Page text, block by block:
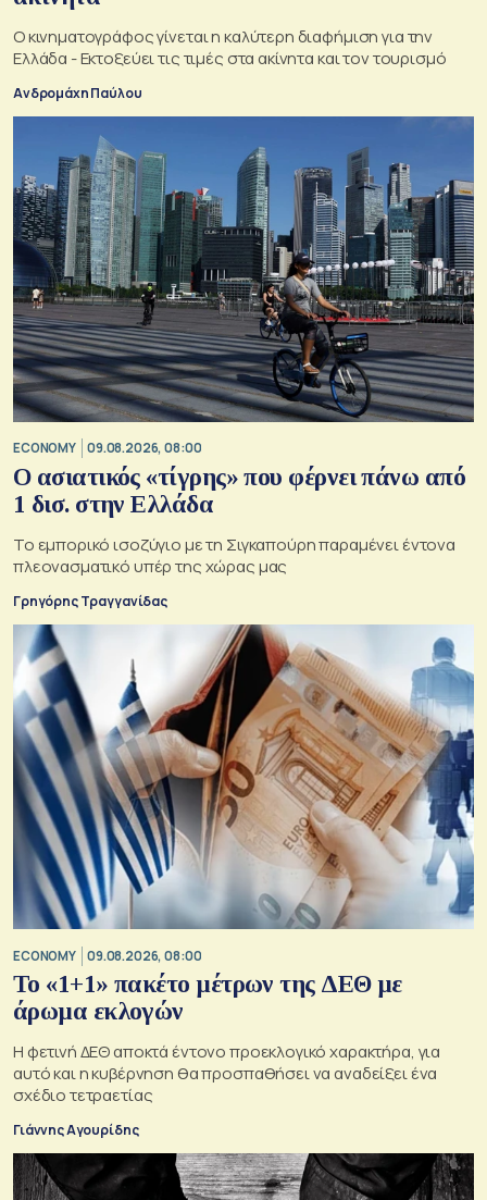
Ο κινηματογράφος γίνεται η καλύτερη διαφήμιση για την
Ελλάδα - Εκτοξεύει τις τιμές στα ακίνητα και τον τουρισμό
Ανδρομάχη Παύλου
ECONOMY 09.08.2026, 08:00
Ο ασιατικός «τίγρης» που φέρνει πάνω από
1 δισ. στην Ελλάδα
Το εμπορικό ισοζύγιο με τη Σιγκαπούρη παραμένει έντονα
πλεονασματικό υπέρ της χώρας μας
Γρηγόρης Τραγγανίδας
ECONOMY 09.08.2026, 08:00
Το «1+1» πακέτο μέτρων της ΔΕΘ με
άρωμα εκλογών
Η φετινή ΔΕΘ αποκτά έντονο προεκλογικό χαρακτήρα, για
αυτό και η κυβέρνηση θα προσπαθήσει να αναδείξει ένα
σχέδιο τετραετίας
Γιάννης Αγουρίδης